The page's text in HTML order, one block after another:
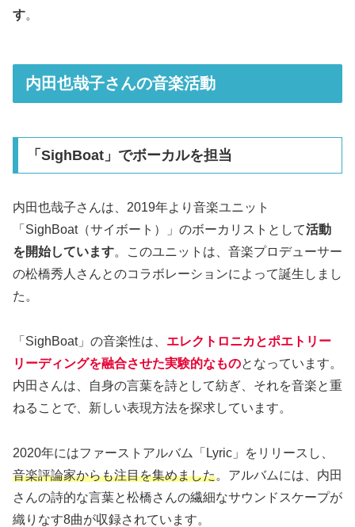
す。
内田也哉子さんの音楽活動
「SighBoat」でボーカルを担当
内田也哉子さんは、2019年より音楽ユニット
「SighBoat（サイボート）」のボーカリストとして活動
を開始しています。このユニットは、音楽プロデューサー
の松橋秀人さんとのコラボレーションによって誕生しまし
た。
「SighBoat」の音楽性は、 エレクトロニカとポエトリー
リーディングを融合させた実験的なものとなっています。
内田さんは、自身の言葉を詩として紡ぎ、それを音楽と重
ねることで、新しい表現方法を探求しています。
2020年にはファーストアルバム「Lyric」をリリースし、
音楽評論家からも注目を集めました。アルバムには、内田
さんの詩的な言葉と松橋さんの繊細なサウンドスケープが
織りなす8曲が収録されています。